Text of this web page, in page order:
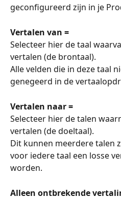
geconfigureerd zijn in je
Vertalen van =
Selecteer hier de taal
vertalen (de brontaal).
Alle velden die in deze taal
genegeerd in de
Vertalen naar =
Selecteer hier de talen
vertalen (de doeltaal).
Dit kunnen meerdere talen
voor iedere taal een losse
worden.
Alleen ontbrekende